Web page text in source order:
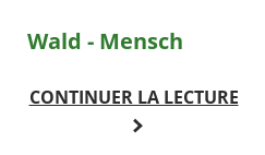
Wald - Mensch
CONTINUER LA LECTURE